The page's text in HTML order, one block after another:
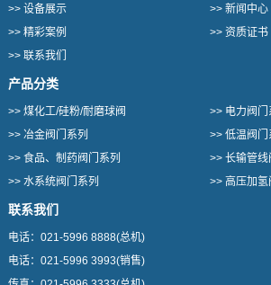
>> 设备展示 >> 新闻中心
>> 精彩案例 >> 资质证书
>> 联系我们
产品分类
>> 煤化工/硅粉/耐磨球阀 >> 电力阀门
>> 冶金阀门系列 >> 低温阀门
>> 食品、制药阀门系列 >> 长输管线
>> 水系统阀门系列 >> 高压加氢
联系我们
电话： 021-5996 8888(总机)
电话： 021-5996 3993(销售)